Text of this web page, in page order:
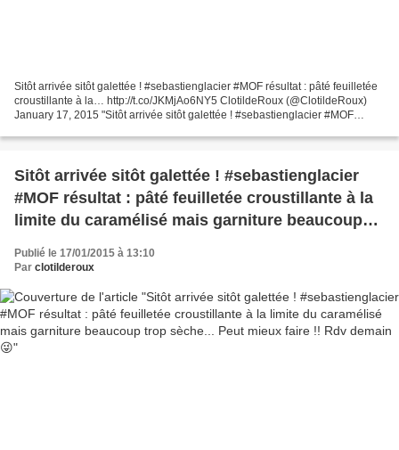
Sitôt arrivée sitôt galettée ! #sebastienglacier #MOF résultat : pâté feuilletée
croustillante à la… http://t.co/JKMjAo6NY5 ClotildeRoux (@ClotildeRoux)
January 17, 2015 "Sitôt arrivée sitôt galettée ! #sebastienglacier #MOF
Sitôt arrivée sitôt galettée ! #sebastienglacier
#MOF résultat : pâté feuilletée croustillante à la
limite du caramélisé mais garniture beaucoup
Publié le 17/01/2015 à 13:10
Par clotilderoux